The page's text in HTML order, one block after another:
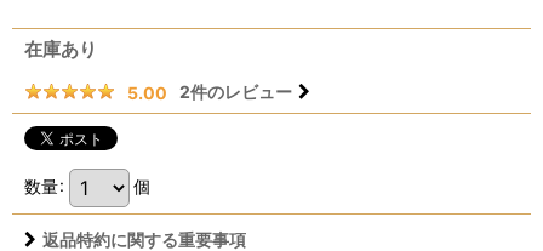
在庫あり
5.00 2件のレビュー
数量: 個
返品特約に関する重要事項